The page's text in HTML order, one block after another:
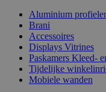
Aluminium
Brani
Accessoires
Displays Vitrines
Paskamers Kleed-
Tijdelijke
Mobiele wanden